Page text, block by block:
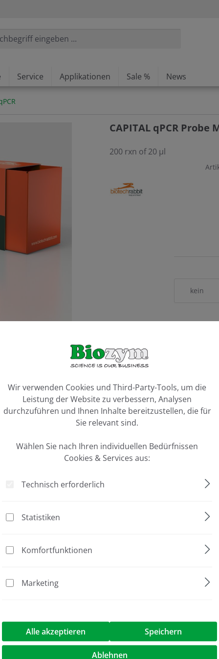
Service Applikationen Sale % News
CAPITAL qPCR Probe
200 rxn of 20 µl
kein
Artikel
Vergleichen
LRox, 4×"
Sonde
200 rxn of 20 µl
Wir verwenden Cookies und Third-Party-Tools, um die
Leistung der Website zu verbessern, Analysen
durchzuführen und Ihnen Inhalte bereitzustellen, die für
Sie relevant sind.
Wählen Sie nach Ihren individuellen Bedürfnissen
Cookies & Services aus:
Technisch erforderlich
Statistiken
Komfortfunktionen
Marketing
Alle akzeptieren Speichern
Ablehnen